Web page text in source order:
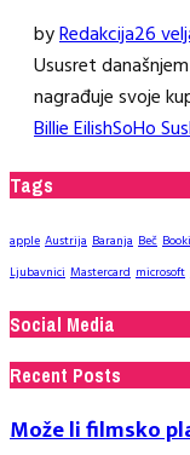
byRedakcija26
Ususret
nagrađuje svoje
Billie EilishSoHo
Tags
apple Austrija Baranja Beč
Ljubavnici Mastercard microsoft
Social Media
Recent Posts
Može li filmsko